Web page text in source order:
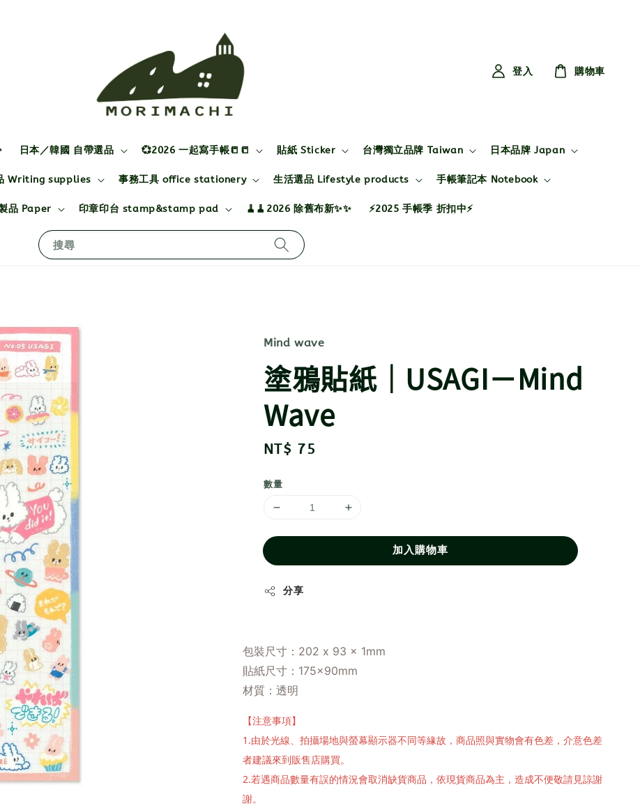
搜尋
日本／韓國 自帶選品 💞2026 一起寫手帳📒📒 貼紙 Sticker 台灣獨立品牌 Taiwan 日本品牌 Japan
Writing supplies 事務工具 office stationery 生活選品 Lifestyle products 手帳筆記本 Notebook
品 Paper 印章印台 stamp&stamp pad 🧹🧹2026 除舊布新✨✨ ⚡2025 手帳季 折扣中⚡
登入 購物車
Mind wave
塗鴉貼紙｜USAGI－Mind
Wave
Regular
NT$ 75
數量
加入購物車
分享
包裝尺寸：202 x 93 x 1mm
貼紙尺寸：175×90mm
材質：透明
【注意事項】
1.由於光線、拍攝場地與螢幕顯示器不同等緣故，商品照與實物會有色差，介意色差
者建議來到販售店購買。
2.若遇商品數量有誤的情況會取消缺貨商品，依現貨商品為主，造成不便敬請見諒謝
謝。